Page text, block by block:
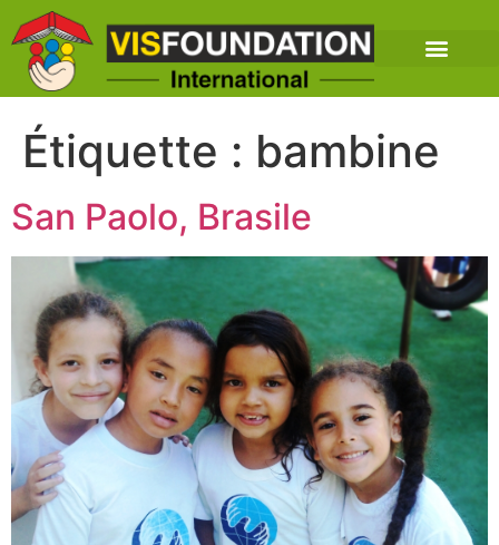
Étiquette : bambine
San Paolo, Brasile